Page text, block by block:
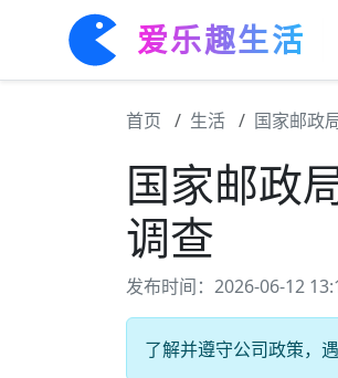
爱乐趣生活
首页 生活 国家邮政
国家邮政
调查
发布时间：2026-06-12
了解并遵守公司政策，